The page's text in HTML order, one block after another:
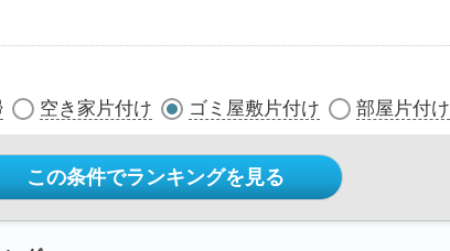
空き家片付け ゴミ屋敷片付け 部屋片付け
この条件でランキングを見る